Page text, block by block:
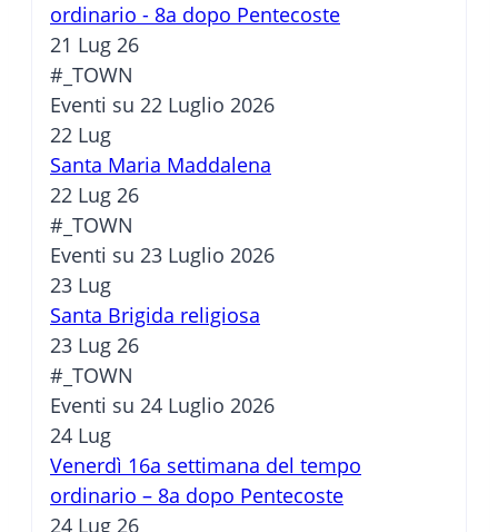
ordinario - 8a dopo Pentecoste
21 Lug 26
#_TOWN
Eventi su 22 Luglio 2026
22 Lug
Santa Maria Maddalena
22 Lug 26
#_TOWN
Eventi su 23 Luglio 2026
23 Lug
Santa Brigida religiosa
23 Lug 26
#_TOWN
Eventi su 24 Luglio 2026
24 Lug
Venerdì 16a settimana del tempo
ordinario – 8a dopo Pentecoste
24 Lug 26